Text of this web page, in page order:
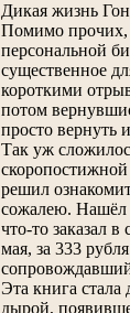
Дикая жизнь
Помимо прочих,
персональной
существенное
короткими
потом
просто вернуть
Так уж
скоропостижной
решил
сожалею. Нашёл
что-то заказал
мая, за 333
Эта книга
дырой,